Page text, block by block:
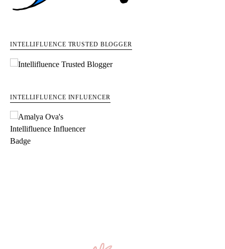
INTELLIFLUENCE TRUSTED BLOGGER
INTELLIFLUENCE INFLUENCER